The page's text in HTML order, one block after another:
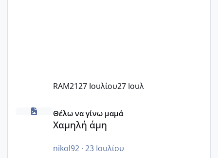
RAM2127 Ιουλίου27 Ιουλ
Χαμηλή άμη
Θέλω να γίνω μαμά
Χαμηλή άμη
nikol92· 23 Ιουλίου